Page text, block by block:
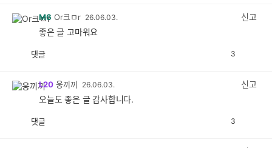
M6 Or크ㅁr 26.06.03.
신고
좋은 글 고마워요
댓글 3
L20 웅끼끼 26.06.03.
신고
오늘도 좋은 글 감사합니다.
댓글 3